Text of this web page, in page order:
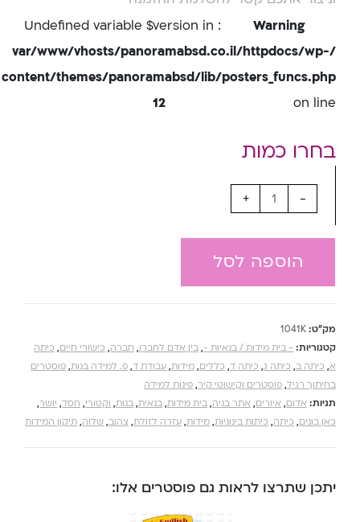
Warning
: Undefined variable $version in
/var/www/vhosts/panoramabsd.co.il/httpdocs/wp-
content/themes/panoramabsd/lib/posters_funcs.php
on line
12
-
+
הוספה לסל
מק"ט: 1041K
קטגוריות: - בית מידות / בנאיות -, בין אדם לחברו, חברה, כישורי חיים, כיתה
א, כיתה ב, כיתה ג, כיתה ד, כללים, מידות, עבודת ד, פ. למידה בנות, פוסטרים
בחיתוך רגיל, פוסטרים וקישוטי קיר, פינות למידה
תגיות: אדום, איורים, אתר בניה, בית מידות, בנאית, בנות, וקטורי, חסד, יושר,
כאן בונים, כיתה, כיתות בינוניות, מידות, עזרה לזולת, צהוב, שלוה, תיקון המידות
יתכן שתרצו לראות גם פוסטרים אלו: